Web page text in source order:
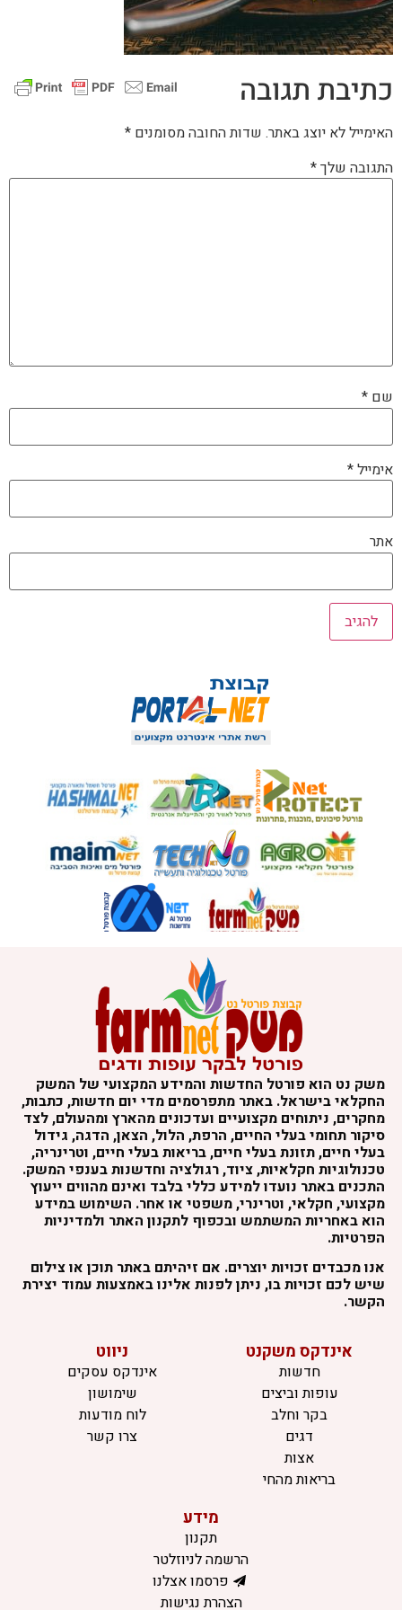
כתיבת תגובה
האימייל לא יוצג באתר. שדות החובה מסומנים *
התגובה שלך*
שם *
אימייל*
אתר
משק נט הוא פורטל החדשות והמידע המקצועי של המשק
החקלאי בישראל. באתר מתפרסמים מדי יום חדשות, כתבות,
מחקרים, ניתוחים מקצועיים ועדכונים מהארץ ומהעולם, לצד
סיקור תחומי בעלי החיים, הרפת, הלול, הצאן, הדגה, גידול
בעלי חיים, תזונת בעלי חיים, בריאות בעלי חיים, וטרינריה,
טכנולוגיות חקלאיות, ציוד, רגולציה וחדשנות בענפי המשק.
התכנים באתר נועדו למידע כללי בלבד ואינם מהווים ייעוץ
מקצועי, חקלאי, וטרינרי, משפטי או אחר. השימוש במידע
הוא באחריות המשתמש ובכפוף לתקנון האתר ולמדיניות
הפרטיות.
אנו מכבדים זכויות יוצרים. אם זיהיתם באתר תוכן או צילום
שיש לכם זכויות בו, ניתן לפנות אלינו באמצעות עמוד יצירת
הקשר.
אינדקס משקנט
חדשות
עופות וביצים
בקר וחלב
דגים
אצות
בריאות מהחי
ניווט
אינדקס עסקים
שימושון
לוח מודעות
צרו קשר
מידע
תקנון
הרשמה לניוזלטר
פרסמו אצלנו
הצהרת נגישות